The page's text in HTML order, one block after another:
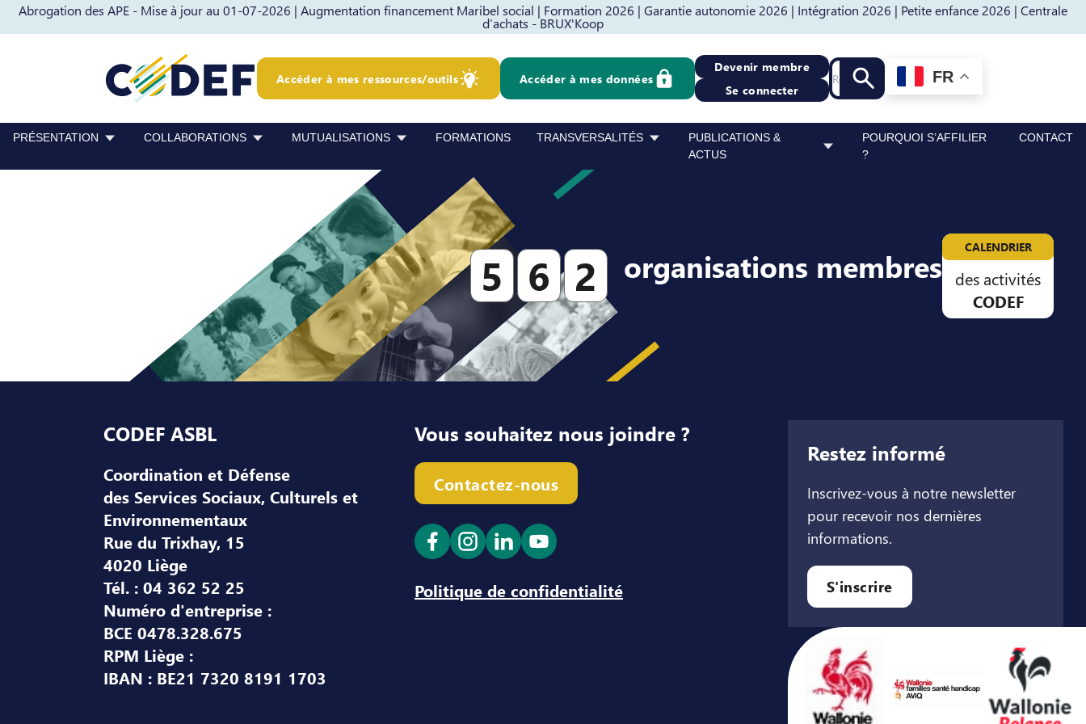
Abrogation des APE - Mise à jour au 01-07-2026 | Augmentation financement Maribel social | Formation 2026 | Garantie autonomie 2026 | Intégration 2026 | Petite enfance 2026 | Centrale
d’achats - BRUX'Koop
Passer au contenu Passer au pied de page
Accéder à mes ressources/outils Accéder à mes données
Devenir membre
Se connecter
Recherche
Lancer la recherche
FR
PRÉSENTATION COLLABORATIONS MUTUALISATIONS FORMATIONS TRANSVERSALITÉS
PUBLICATIONS &
ACTUS
POURQUOI S’AFFILIER
?
CONTACT
5 6 2 organisations membres CALENDRIER
des activités
CODEF
Pied de page
CODEF ASBL
Coordination et Défense
des Services Sociaux, Culturels et
Environnementaux
Rue du Trixhay, 15
4020 Liège
Tél. : 04 362 52 25
Numéro d'entreprise :
BCE 0478.328.675
RPM Liège :
IBAN : BE21 7320 8191 1703
Vous souhaitez nous joindre ?
Contactez-nous
Ouvrir le lien dans un nouvel onglet
Ouvrir le lien dans un nouvel onglet
Ouvrir le lien dans un nouvel onglet
Ouvrir le lien dans un nouvel onglet
Politique de confidentialité
Restez informé
Inscrivez-vous à notre newsletter
pour recevoir nos dernières
informations.
S'inscrire
Avec le soutien de ...